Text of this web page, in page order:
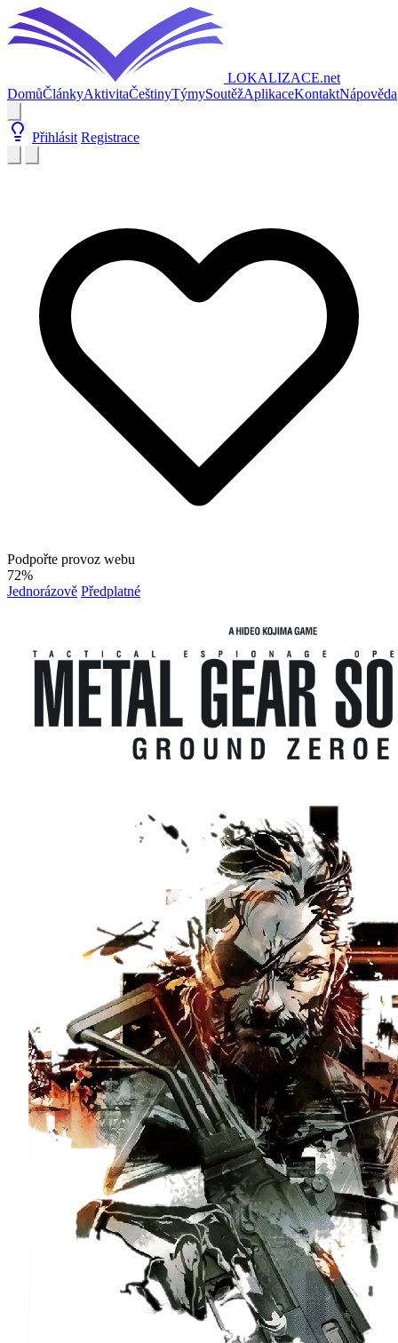
LOKALIZACE.net
DomůČlánkyAktivitaČeštinyTýmySoutěžAplikaceKontaktNápověda
Přihlásit Registrace
Podpořte provoz webu
72%
Jednorázově Předplatné